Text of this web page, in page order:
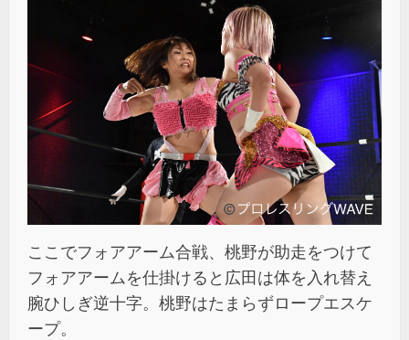
ここでフォアアーム合戦、桃野が助走をつけて
フォアアームを仕掛けると広田は体を入れ替え
腕ひしぎ逆十字。桃野はたまらずロープエスケ
ープ。